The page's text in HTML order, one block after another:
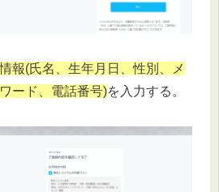
報(氏名、生年月日、性別、メ
ード、電話番号)を入力する。